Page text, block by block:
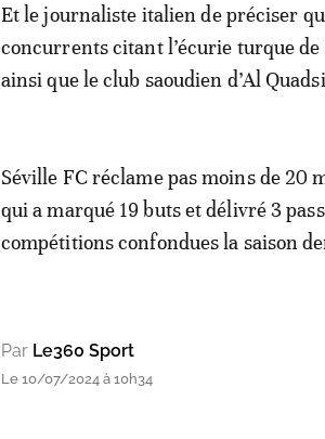
Et le journaliste italien de préciser
concurrents citant l’écurie turque
ainsi que le club saoudien d’Al
Séville FC réclame pas moins de
qui a marqué 19 buts et délivré 3
compétitions confondues la saison
Par Le360 Sport
Le 10/07/2024 à 10h34